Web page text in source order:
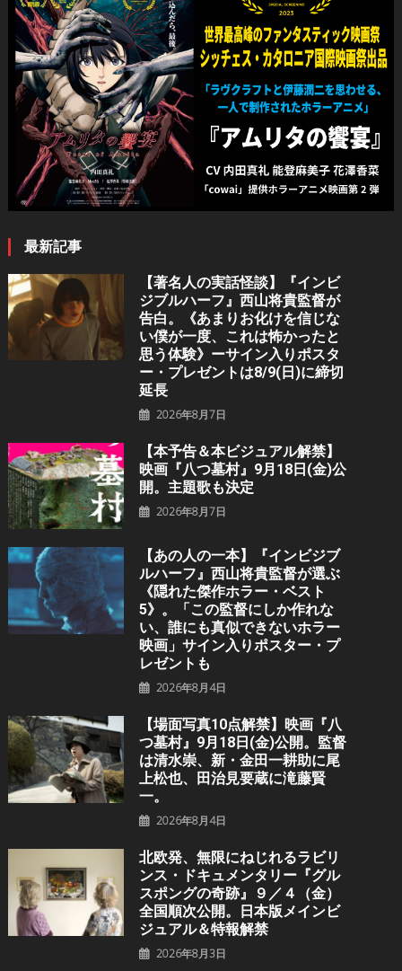
最新記事
【著名人の実話怪談】『インビ
ジブルハーフ』⻄⼭将貴監督が
告白。《あまりお化けを信じな
い僕が一度、これは怖かったと
思う体験》ーサイン入りポスタ
ー・プレゼントは8/9(日)に締切
延長
2026年8月7日
【本予告＆本ビジュアル解禁】
映画『八つ墓村』9月18日(金)公
開。主題歌も決定
2026年8月7日
【あの人の一本】『インビジブ
ルハーフ』⻄⼭将貴監督が選ぶ
《隠れた傑作ホラー・ベスト
5》。「この監督にしか作れな
い、誰にも真似できないホラー
映画」サイン入りポスター・プ
レゼントも
2026年8月4日
【場面写真10点解禁】映画『八
つ墓村』9月18日(金)公開。監督
は清水崇、新・金田一耕助に尾
上松也、田治見要蔵に滝藤賢
一。
2026年8月4日
北欧発、無限にねじれるラビリ
ンス・ドキュメンタリー『グル
スポングの奇跡』９／４（金）
全国順次公開。日本版メインビ
ジュアル＆特報解禁
2026年8月3日